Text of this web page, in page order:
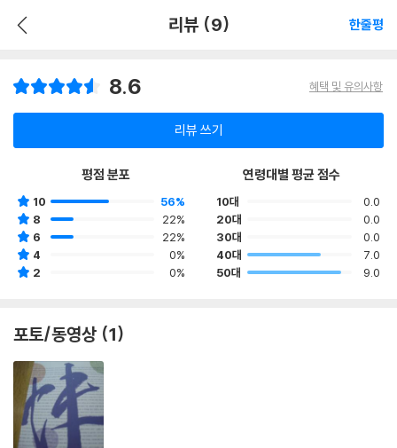
리뷰 (9) 한줄평
8.6 혜택 및 유의사항
리뷰 쓰기
평점 분포
10
56%
8
22%
6
22%
4
0%
2
0%
연령대별 평균 점수
10대
0.0
20대
0.0
30대
0.0
40대
7.0
50대
9.0
포토/동영상 (1)